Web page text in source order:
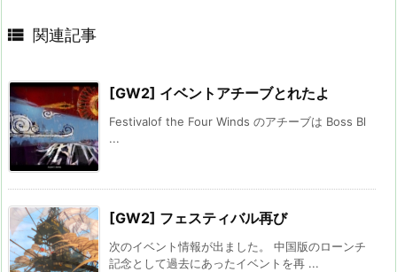
 関連記事
[GW2] イベントアチーブとれたよ
Festivalof the Four Winds のアチーブは Boss Bl
...
[GW2] フェスティバル再び
次のイベント情報が出ました。 中国版のローンチ
記念として過去にあったイベントを再 ...